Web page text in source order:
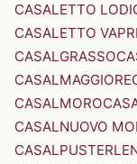
CASALETTO
CASALETTO
CASALGRASSO
CASALMAGGIORE
CASALMORO
CASALNUOVO